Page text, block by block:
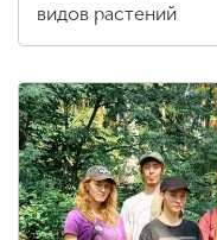
видов растений